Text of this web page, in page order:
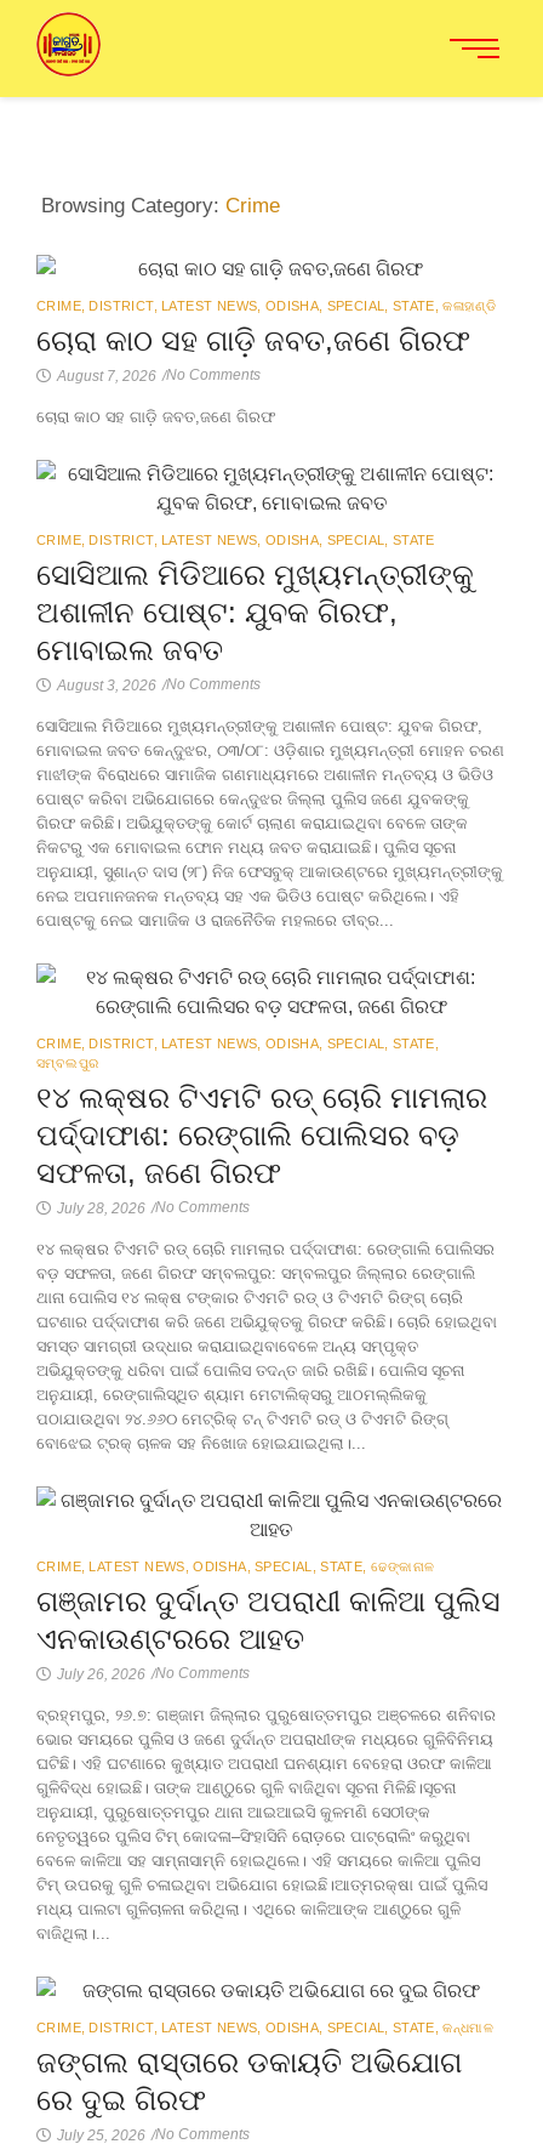
Browsing Category: Crime
CRIME DISTRICT, LATEST NEWS ODISHA SPECIAL STATE କଳାହାଣ୍ଡି
ଚୋରା କାଠ ସହ ଗାଡ଼ି ଜବତ,ଜଣେ ଗିରଫ
August 7, 2026 /No Comments
ଚୋରା କାଠ ସହ ଗାଡ଼ି ଜବତ,ଜଣେ ଗିରଫ
CRIME DISTRICT, LATEST NEWS ODISHA SPECIAL STATE
ସୋସିଆଲ ମିଡିଆରେ ମୁଖ୍ୟମନ୍ତ୍ରୀଙ୍କୁ
ଅଶାଳୀନ ପୋଷ୍ଟ: ଯୁବକ ଗିରଫ,
ମୋବାଇଲ ଜବତ
August 3, 2026 /No Comments
ସୋସିଆଲ ମିଡିଆରେ ମୁଖ୍ୟମନ୍ତ୍ରୀଙ୍କୁ ଅଶାଳୀନ ପୋଷ୍ଟ: ଯୁବକ ଗିରଫ,
ମୋବାଇଲ ଜବତ କେନ୍ଦୁଝର, ୦୩/୦୮: ଓଡ଼ିଶାର ମୁଖ୍ୟମନ୍ତ୍ରୀ ମୋହନ ଚରଣ
ମାଝୀଙ୍କ ବିରୋଧରେ ସାମାଜିକ ଗଣମାଧ୍ୟମରେ ଅଶାଳୀନ ମନ୍ତବ୍ୟ ଓ ଭିଡିଓ
ପୋଷ୍ଟ କରିବା ଅଭିଯୋଗରେ କେନ୍ଦୁଝର ଜିଲ୍ଲା ପୁଲିସ ଜଣେ ଯୁବକଙ୍କୁ
ଗିରଫ କରିଛି। ଅଭିଯୁକ୍ତଙ୍କୁ କୋର୍ଟ ଚାଲାଣ କରାଯାଇଥିବା ବେଳେ ତାଙ୍କ
ନିକଟରୁ ଏକ ମୋବାଇଲ ଫୋନ ମଧ୍ୟ ଜବତ କରାଯାଇଛି। ପୁଲିସ ସୂଚନା
ଅନୁଯାୟୀ, ସୁଶାନ୍ତ ଦାସ (୨୮) ନିଜ ଫେସବୁକ୍ ଆକାଉଣ୍ଟରେ ମୁଖ୍ୟମନ୍ତ୍ରୀଙ୍କୁ
ନେଇ ଅପମାନଜନକ ମନ୍ତବ୍ୟ ସହ ଏକ ଭିଡିଓ ପୋଷ୍ଟ କରିଥିଲେ। ଏହି
ପୋଷ୍ଟକୁ ନେଇ ସାମାଜିକ ଓ ରାଜନୈତିକ ମହଲରେ ତୀବ୍ର...
CRIME DISTRICT, LATEST NEWS ODISHA SPECIAL STATE
ସମ୍ବଲପୁର
୧୪ ଲକ୍ଷର ଟିଏମଟି ରଡ୍ ଚୋରି ମାମଲାର
ପର୍ଦ୍ଦାଫାଶ: ରେଙ୍ଗାଲି ପୋଲିସର ବଡ଼
ସଫଳତା, ଜଣେ ଗିରଫ
July 28, 2026 /No Comments
୧୪ ଲକ୍ଷର ଟିଏମଟି ରଡ୍ ଚୋରି ମାମଲାର ପର୍ଦ୍ଦାଫାଶ: ରେଙ୍ଗାଲି ପୋଲିସର
ବଡ଼ ସଫଳତା, ଜଣେ ଗିରଫ ସମ୍ବଲପୁର: ସମ୍ବଲପୁର ଜିଲ୍ଲାର ରେଙ୍ଗାଲି
ଥାନା ପୋଲିସ ୧୪ ଲକ୍ଷ ଟଙ୍କାର ଟିଏମଟି ରଡ୍ ଓ ଟିଏମଟି ରିଙ୍ଗ୍ ଚୋରି
ଘଟଣାର ପର୍ଦ୍ଦାଫାଶ କରି ଜଣେ ଅଭିଯୁକ୍ତକୁ ଗିରଫ କରିଛି। ଚୋରି ହୋଇଥିବା
ସମସ୍ତ ସାମଗ୍ରୀ ଉଦ୍ଧାର କରାଯାଇଥିବାବେଳେ ଅନ୍ୟ ସମ୍ପୃକ୍ତ
ଅଭିଯୁକ୍ତଙ୍କୁ ଧରିବା ପାଇଁ ପୋଲିସ ତଦନ୍ତ ଜାରି ରଖିଛି। ପୋଲିସ ସୂଚନା
ଅନୁଯାୟୀ, ରେଙ୍ଗାଲିସ୍ଥିତ ଶ୍ୟାମ ମେଟାଲିକ୍ସରୁ ଆଠମଲ୍ଲିକକୁ
ପଠାଯାଉଥିବା ୨୪.୬୬୦ ମେଟ୍ରିକ୍ ଟନ୍ ଟିଏମଟି ରଡ୍ ଓ ଟିଏମଟି ରିଙ୍ଗ୍
ବୋଝେଇ ଟ୍ରକ୍ ଚାଳକ ସହ ନିଖୋଜ ହୋଇଯାଇଥିଲା।...
CRIME LATEST NEWS ODISHA SPECIAL STATE ଢେଙ୍କାନାଳ
ଗଞ୍ଜାମର ଦୁର୍ଦାନ୍ତ ଅପରାଧୀ କାଳିଆ ପୁଲିସ
ଏନକାଉଣ୍ଟରରେ ଆହତ
July 26, 2026 /No Comments
ବ୍ରହ୍ମପୁର, ୨୬.୭: ଗଞ୍ଜାମ ଜିଲ୍ଲାର ପୁରୁଷୋତ୍ତମପୁର ଅଞ୍ଚଳରେ ଶନିବାର
ଭୋର ସମୟରେ ପୁଲିସ ଓ ଜଣେ ଦୁର୍ଦାନ୍ତ ଅପରାଧୀଙ୍କ ମଧ୍ୟରେ ଗୁଳିବିନିମୟ
ଘଟିଛି। ଏହି ଘଟଣାରେ କୁଖ୍ୟାତ ଅପରାଧୀ ଘନଶ୍ୟାମ ବେହେରା ଓରଫ କାଳିଆ
ଗୁଳିବିଦ୍ଧ ହୋଇଛି। ତାଙ୍କ ଆଣ୍ଠୁରେ ଗୁଳି ବାଜିଥିବା ସୂଚନା ମିଳିଛି।ସୂଚନା
ଅନୁଯାୟୀ, ପୁରୁଷୋତ୍ତମପୁର ଥାନା ଆଇଆଇସି କୁଳମଣି ସେଠୀଙ୍କ
ନେତୃତ୍ୱରେ ପୁଲିସ ଟିମ୍ କୋଦଳା–ସିଂହାସିନି ରୋଡ଼ରେ ପାଟ୍ରୋଲିଂ କରୁଥିବା
ବେଳେ କାଳିଆ ସହ ସାମ୍ନାସାମ୍ନି ହୋଇଥିଲେ। ଏହି ସମୟରେ କାଳିଆ ପୁଲିସ
ଟିମ୍ ଉପରକୁ ଗୁଳି ଚଳାଇଥିବା ଅଭିଯୋଗ ହୋଇଛି।ଆତ୍ମରକ୍ଷା ପାଇଁ ପୁଲିସ
ମଧ୍ୟ ପାଲଟା ଗୁଳିଚାଳନା କରିଥିଲା। ଏଥିରେ କାଳିଆଙ୍କ ଆଣ୍ଠୁରେ ଗୁଳି
ବାଜିଥିଲା।...
CRIME DISTRICT, LATEST NEWS ODISHA SPECIAL STATE କନ୍ଧମାଳ
ଜଙ୍ଗଲ ରାସ୍ତାରେ ଡକାୟତି ଅଭିଯୋଗ
ରେ ଦୁଇ ଗିରଫ
July 25, 2026 /No Comments